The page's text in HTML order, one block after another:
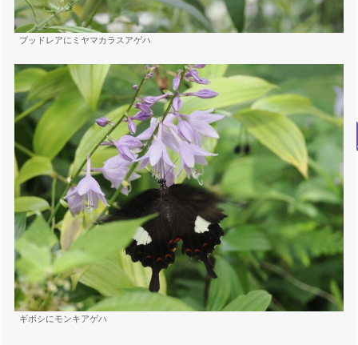
ブッドレアにミヤマカラスアゲハ
ギボシにモンキアゲハ